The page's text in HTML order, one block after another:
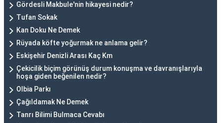
Gördesli Makbule'nin hikayesi nedir?
Tufan Sokak
Kan Doku Ne Demek
Rüyada köfte yoğurmak ne anlama gelir?
Eskişehir Denizli Arası Kaç Km
Çekicilik biçim görünüş durum konuşma ve davranışlarıyla
hoşa giden beğenilen nedir?
Olbia Parkı
Çağıldamak Ne Demek
Tanrı Bilimi Bulmaca Cevabı